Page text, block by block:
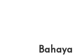
Bahaya